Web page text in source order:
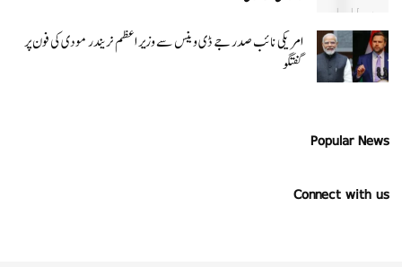
امریکی نائب صدر جے ڈی وینس سے وزیر اعظم نریندر مودی کی فون پر
گفتگو
Popular News
Connect with us